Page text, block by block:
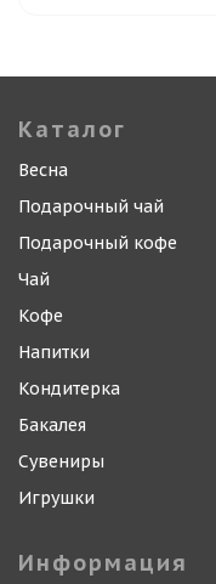
Каталог
Весна
Подарочный чай
Подарочный кофе
Чай
Кофе
Напитки
Кондитерка
Бакалея
Сувениры
Игрушки
Информация